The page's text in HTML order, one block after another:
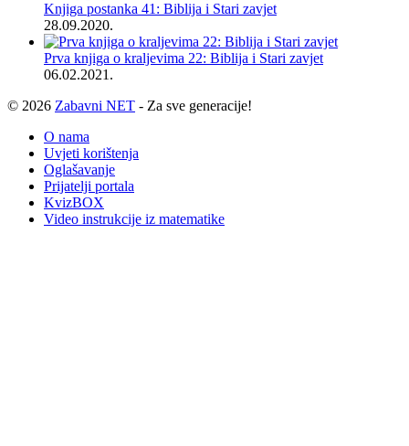
Knjiga postanka 41: Biblija i Stari zavjet
28.09.2020.
Prva knjiga o kraljevima 22: Biblija i Stari zavjet
06.02.2021.
© 2026 Zabavni NET - Za sve generacije!
O nama
Uvjeti korištenja
Oglašavanje
Prijatelji portala
KvizBOX
Video instrukcije iz matematike